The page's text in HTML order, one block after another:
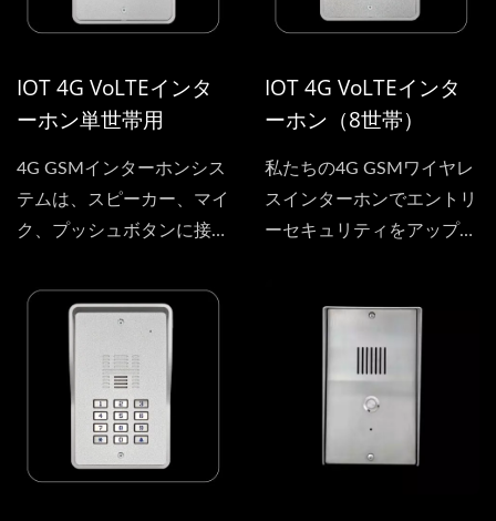
IOT 4G VoLTEインタ
ーホン単世帯用
4G GSMインターホンシス
テムは、スピーカー、マイ
ク、プッシュボタンに接続
ンターホンとして機能しま
す。また、IoT機能によ
り、ユーザーはいつでもウ
ェブインターフェースを開
いてデバイスを追加した
り、発信電話番号を設定し
たり、ゲートアクセス用の
IOT 4G VoLTEインタ
ーホン（8世帯）
私たちの4G GSMワイヤレ
スインターホンでエントリ
ーセキュリティをアップグ
プルなウェブインターフェ
ースを通じて完全なコント
ロールを提供します—デバ
イスの追加、承認された番
号の管理、数秒での発信設